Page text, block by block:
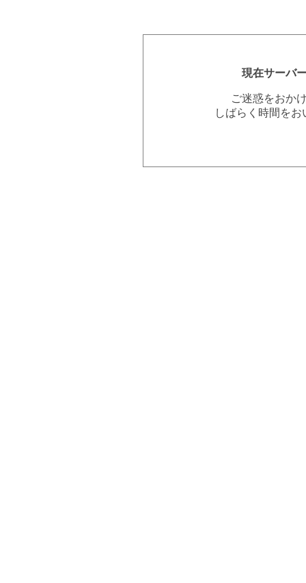
現在サーバ
ご迷惑をおか
しばらく時間を